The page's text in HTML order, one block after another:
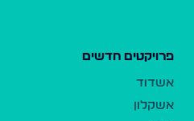
פרויקטים חדשים
אשדוד
אשקלון